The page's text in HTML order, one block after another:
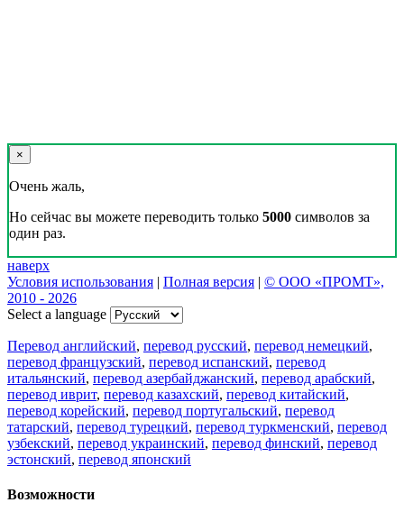
×
Очень жаль,
Но сейчас вы можете переводить только 5000 символов за
один раз.
наверх
Условия использования | Полная версия | © ООО «ПРОМТ»,
2010 - 2026
Select a language
Перевод английский, перевод русский, перевод немецкий,
перевод французский, перевод испанский, перевод
итальянский, перевод азербайджанский, перевод арабский,
перевод иврит, перевод казахский, перевод китайский,
перевод корейский, перевод португальский, перевод
татарский, перевод турецкий, перевод туркменский, перевод
узбекский, перевод украинский, перевод финский, перевод
эстонский, перевод японский
Возможности